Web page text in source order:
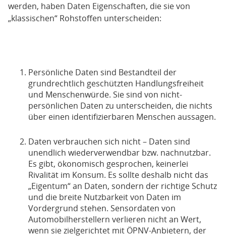
werden, haben Daten Eigenschaften, die sie von
„klassischen“ Rohstoffen unterscheiden:
Persönliche Daten sind Bestandteil der
grundrechtlich geschützten Handlungsfreiheit
und Menschenwürde. Sie sind von nicht-
persönlichen Daten zu unterscheiden, die nichts
über einen identifizierbaren Menschen aussagen.
Daten verbrauchen sich nicht – Daten sind
unendlich wiederverwendbar bzw. nachnutzbar.
Es gibt, ökonomisch gesprochen, keinerlei
Rivalität im Konsum. Es sollte deshalb nicht das
„Eigentum“ an Daten, sondern der richtige Schutz
und die breite Nutzbarkeit von Daten im
Vordergrund stehen. Sensordaten von
Automobilherstellern verlieren nicht an Wert,
wenn sie zielgerichtet mit ÖPNV-Anbietern, der